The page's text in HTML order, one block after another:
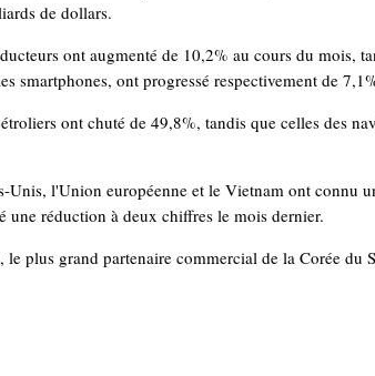
de dollars.
ont augmenté de 10,2% au cours du mois,
smartphones, ont progressé respectivement de
ont chuté de 49,8%, tandis que celles des
Unis, l'Union européenne et le Vietnam ont connu
une réduction à deux chiffres le mois dernier.
le plus grand partenaire commercial de la Corée